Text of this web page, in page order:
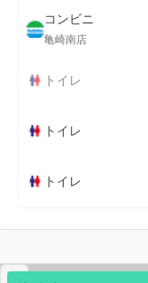
コンビニ
亀崎南店
トイレ
トイレ
トイレ